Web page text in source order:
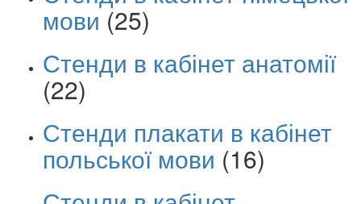
мови (25)
Стенди в кабінет анатомії
(22)
Стенди плакати в кабінет
польської мови (16)